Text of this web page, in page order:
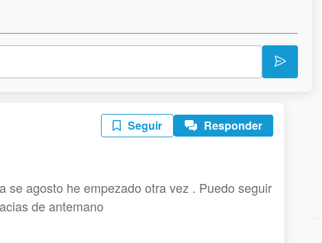
Seguir Responder
se agosto he empezado otra vez . Puedo seguir
de antemano